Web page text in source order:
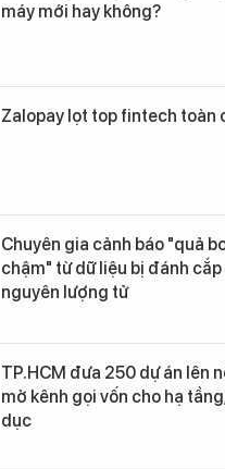
máy mới hay không?
Zalopay lọt top fintech toàn
Chuyên gia cảnh báo "quả
chậm" từ dữ liệu bị đánh
nguyên lượng tử
TP.HCM đưa 250 dự án lên
mở kênh gọi vốn cho hạ
dục